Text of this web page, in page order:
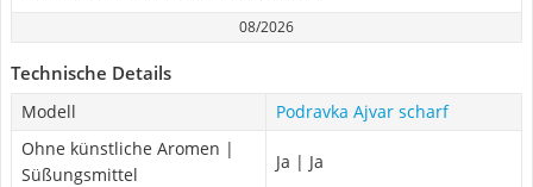
08/2026
Technische Details
Modell
Podravka Ajvar scharf
Ohne künstliche Aromen |
Süßungsmittel
Ja | Ja